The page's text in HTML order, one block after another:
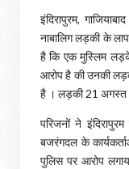
इंदिरापुरम,
नाबालिग लड़की के
है कि एक मुस्लिम
आरोप है की उनकी
है । लड़की 21 अगस्त
परिजनों ने
बजरंगदल के
पुलिस पर आरोप